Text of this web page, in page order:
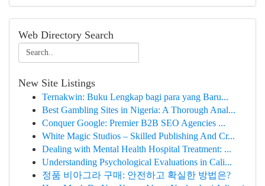
Web Directory Search
New Site Listings
Ternakwin: Buku Lengkap bagi para yang Baru...
Best Gambling Sites in Nigeria: A Thorough Anal...
Conquer Google: Premier B2B SEO Agencies ...
White Magic Studios – Skilled Publishing And Cr...
Dealing with Mental Health Hospital Treatment: ...
Understanding Psychological Evaluations in Cali...
정품 비아그라 구매: 안전하고 확실한 방법은?